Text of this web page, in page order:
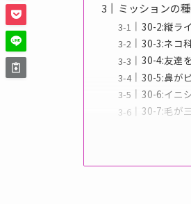
ミッションの
30-2:縦ラ
30-3:ネコ
30-4:友達
30-5:鼻が
30-6:イニ
30-7:毛が